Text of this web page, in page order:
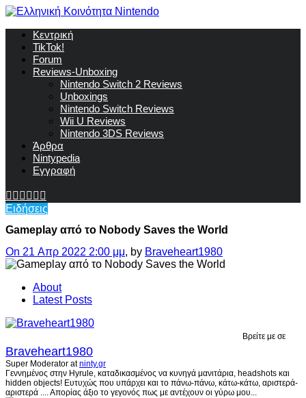
Κεντρική
TikTok!
Forum
Reviews-Unboxing
Nintendo Switch 2 Reviews
Unboxings
Nintendo Switch Reviews
Wii U Reviews
Nintendo 3DS Reviews
Άρθρα
Nintypedia
Εγγραφή
Ειδήσεις
Gameplay από το Nobody Saves the World
On 21 Απρ 2022 2:00 μμ, by Braveheart1980
About
Latest Posts
Βρείτε με σε
Braveheart1980
Super Moderator atninty.gr
Γεννημένος στην Hyrule, καταδικασμένος να κυνηγά μανιτάρια, headshots και
hidden objects! Ευτυχώς που υπάρχει και το πάνω-πάνω, κάτω-κάτω, αριστερά-
αριστερά .... Απορίας άξιο το γεγονός πως με αντέχουν οι γύρω μου...